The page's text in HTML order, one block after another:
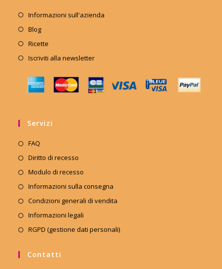
Informazioni sull'azienda
Blog
Ricette
Iscriviti alla newsletter
Servizi
FAQ
Diritto di recesso
Modulo di recesso
Informazioni sulla consegna
Condizioni generali di vendita
Informazioni legali
RGPD (gestione dati personali)
Contatti